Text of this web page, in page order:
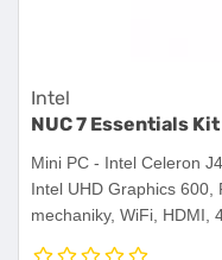
Intel
NUC 7 Essentials
Mini PC - Intel Celeron
Intel UHD Graphics 600,
mechaniky, WiFi, HDMI,